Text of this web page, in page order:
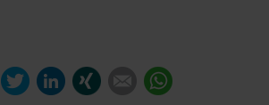
FacebookTwitterLinkedIn E-mail